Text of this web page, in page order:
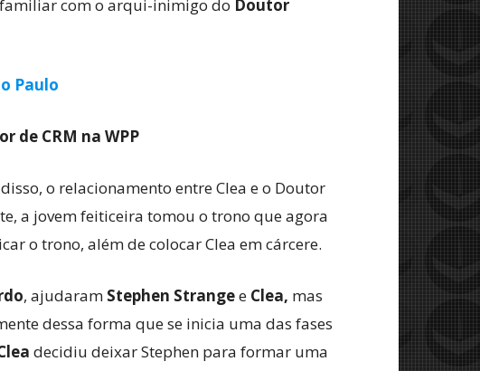
com o arqui-inimigo do Doutor
Paulo
de CRM na WPP
o relacionamento entre Clea e o Doutor
a jovem feiticeira tomou o trono que agora
o trono, além de colocar Clea em cárcere.
, ajudaram Stephen Strangee Clea, mas
dessa forma que se inicia uma das fases
decidiu deixar Stephen para formar uma